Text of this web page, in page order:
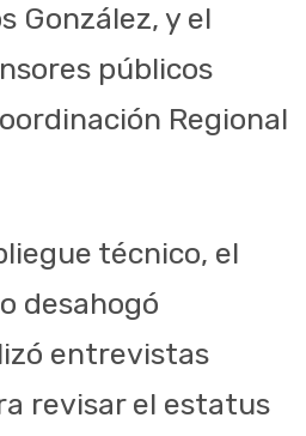
González, y el
públicos
Regional
técnico, el
desahogó
entrevistas
revisar el estatus